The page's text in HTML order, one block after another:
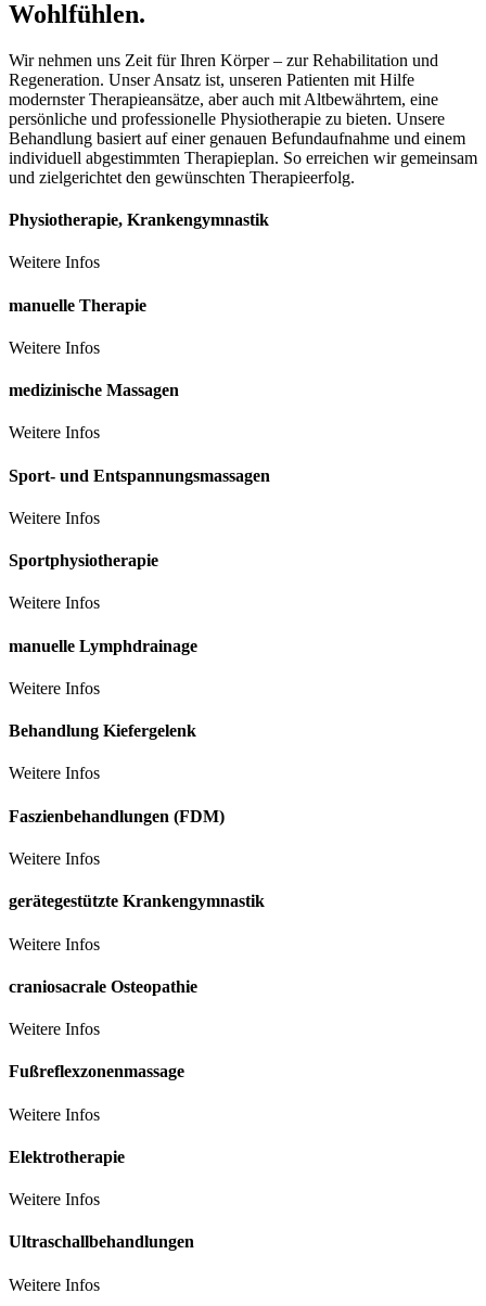
Wohlfühlen.
Wir nehmen uns Zeit für Ihren Körper – zur Rehabilitation und
Regeneration. Unser Ansatz ist, unseren Patienten mit Hilfe
modernster Therapieansätze, aber auch mit Altbewährtem, eine
persönliche und professionelle Physiotherapie zu bieten. Unsere
Behandlung basiert auf einer genauen Befundaufnahme und einem
individuell abgestimmten Therapieplan. So erreichen wir gemeinsam
und zielgerichtet den gewünschten Therapieerfolg.
Physiotherapie, Krankengymnastik
Weitere Infos
manuelle Therapie
Weitere Infos
medizinische Massagen
Weitere Infos
Sport- und Entspannungsmassagen
Weitere Infos
Sportphysiotherapie
Weitere Infos
manuelle Lymphdrainage
Weitere Infos
Behandlung Kiefergelenk
Weitere Infos
Faszienbehandlungen (FDM)
Weitere Infos
gerätegestützte Krankengymnastik
Weitere Infos
craniosacrale Osteopathie
Weitere Infos
Fußreflexzonenmassage
Weitere Infos
Elektrotherapie
Weitere Infos
Ultraschallbehandlungen
Weitere Infos